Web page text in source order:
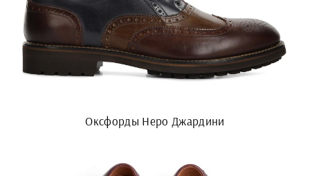
Оксфорды Неро Джардини